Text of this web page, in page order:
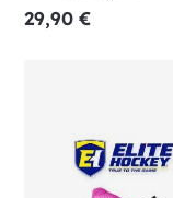
29,90 €